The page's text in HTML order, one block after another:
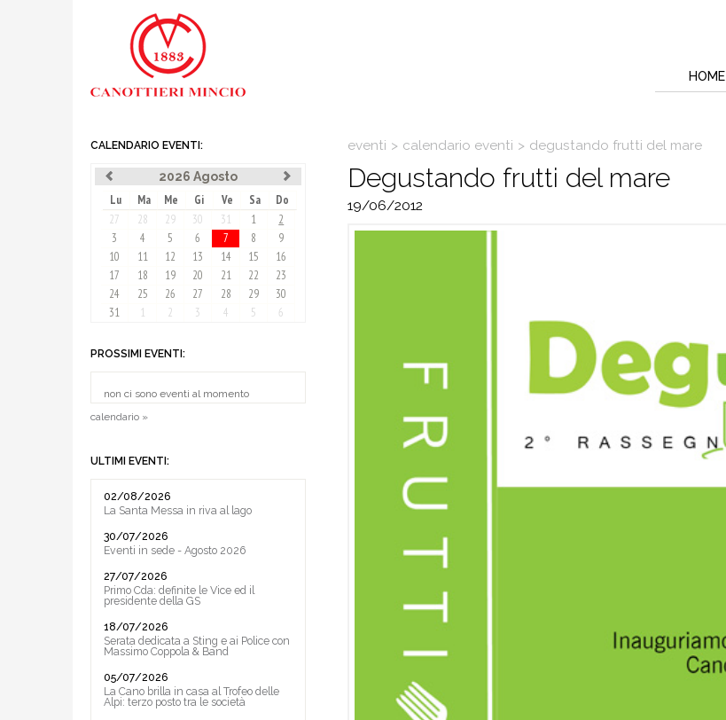
HOME
CALENDARIO EVENTI:
2026 Agosto
Lu Ma Me Gi Ve Sa
Do
27
28 29 30 31 1
2
3
4 5 6 7 8
9
10
11 12 13 14 15
16
17
18 19 20 21 22
23
24
25 26 27 28 29
30
31
1 2 3 4 5 6
PROSSIMI EVENTI:
non ci sono eventi al momento
calendario »
ULTIMI EVENTI:
02/08/2026
La Santa Messa in riva al lago
30/07/2026
Eventi in sede - Agosto 2026
27/07/2026
Primo Cda: definite le Vice ed il
presidente della GS
18/07/2026
Serata dedicata a Sting e ai Police con
Massimo Coppola & Band
05/07/2026
La Cano brilla in casa al Trofeo delle
Alpi: terzo posto tra le società
eventi > calendario eventi > degustando frutti del mare
Degustando frutti del mare
19/06/2012